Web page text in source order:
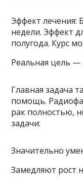
Эффект лечения:
недели. Эффект
полугода. Курс
Реальная цель —
Главная задача
помощь.
рак полностью,
задачи:
Значительно
Замедляют рост